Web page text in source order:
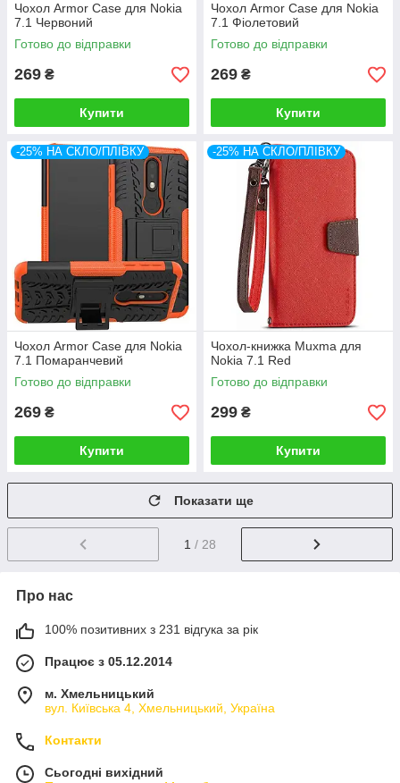
Чохол Armor Case для Nokia
7.1 Червоний
Готово до відправки
269 ₴
Купити
Чохол Armor Case для Nokia
7.1 Фіолетовий
Готово до відправки
269 ₴
Купити
-25% НА СКЛО/ПЛІВКУ
Чохол Armor Case для Nokia
7.1 Помаранчевий
Готово до відправки
269 ₴
Купити
-25% НА СКЛО/ПЛІВКУ
Чохол-книжка Muxma для
Nokia 7.1 Red
Готово до відправки
299 ₴
Купити
Показати ще
1 / 28
Про нас
100% позитивних з 231 відгука за рік
Працює з 05.12.2014
м. Хмельницький
вул. Київська 4, Хмельницький, Україна
Контакти
Сьогодні вихідний